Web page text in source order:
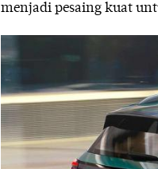
menjadi pesaing kuat